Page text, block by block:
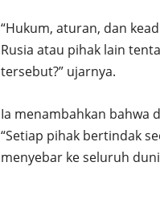
“Hukum, aturan, dan
Rusia atau pihak lain
tersebut?” ujarnya.
Ia menambahkan bahwa
“Setiap pihak bertindak
menyebar ke seluruh